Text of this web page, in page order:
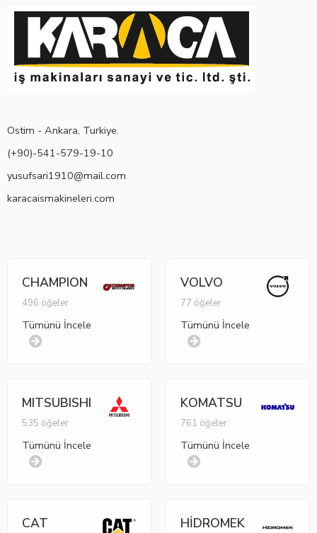
Ostim - Ankara, Turkiye.
(+90)-541-579-19-10
yusufsari1910@mail.com
karacaismakineleri.com
CHAMPION
496 öğeler
Tümünü İncele
VOLVO
77 öğeler
Tümünü İncele
MITSUBISHI
535 öğeler
Tümünü İncele
KOMATSU
761 öğeler
Tümünü İncele
CAT HİDROMEK